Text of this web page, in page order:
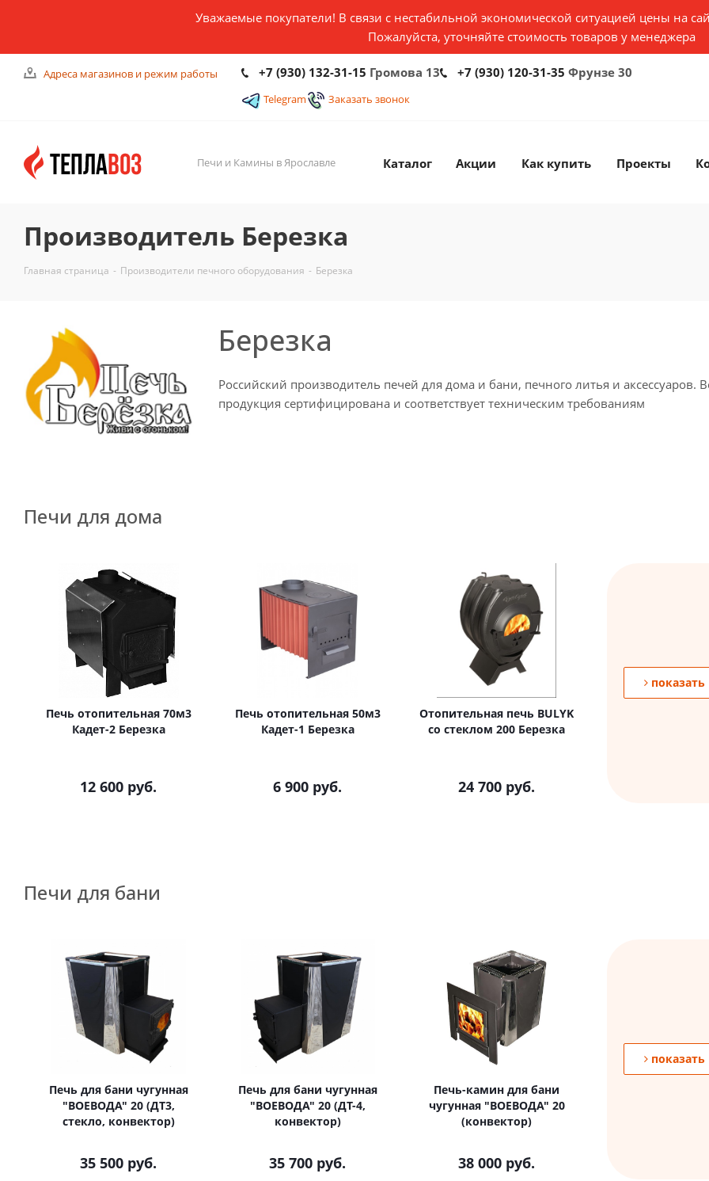
Уважаемые покупатели! В связи с нестабильной экономической ситуацией цены на
Пожалуйста, уточняйте стоимость товаров у менеджера
Адреса магазинов и режим работы +7 (930) 132-31-15 Громова 13 +7 (930) 120-31-35 Фрунзе 30
Telegram Заказать звонок
Печи и Камины в Ярославле Каталог Акции Как купить Проекты
Производитель Березка
Главная страница - Производители печного оборудования - Березка
Березка
Российский производитель печей для дома и бани, печного литья и аксессуаров.
продукция сертифицирована и соответствует техническим требованиям
Печи для дома
Печь отопительная 70м3
Кадет-2 Березка
12 600 руб.
Печь отопительная 50м3
Кадет-1 Березка
6 900 руб.
Отопительная печь BULYK
со стеклом 200 Березка
24 700 руб.
показать
Печи для бани
Печь для бани чугунная
"ВОЕВОДА" 20 (ДТ3,
стекло, конвектор)
35 500 руб.
Печь для бани чугунная
"ВОЕВОДА" 20 (ДТ-4,
конвектор)
35 700 руб.
Печь-камин для бани
чугунная "ВОЕВОДА" 20
(конвектор)
38 000 руб.
показать